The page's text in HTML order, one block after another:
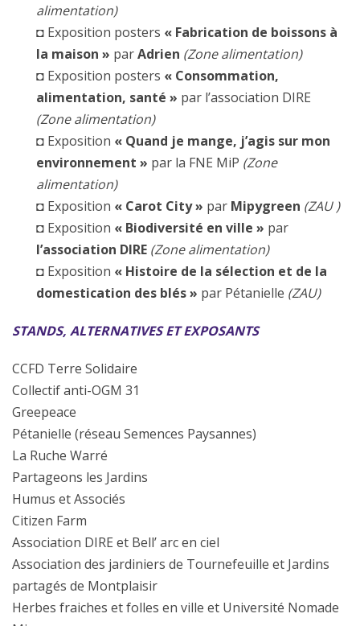
alimentation)
◘ Exposition posters « Fabrication de boissons à
la maison » parAdrien (Zone alimentation)
◘ Exposition posters « Consommation,
alimentation, santé » par l’association DIRE
(Zone alimentation)
◘ Exposition « Quand je mange, j’agis sur mon
environnement » par la FNE MiP (Zone
alimentation)
◘ Exposition « Carot City » par Mipygreen (ZAU )
◘ Exposition « Biodiversité en ville » par
l’association DIRE (Zone alimentation)
◘ Exposition « Histoire de la sélection et de la
domestication des blés » par Pétanielle (ZAU)
STANDS, ALTERNATIVES ET EXPOSANTS
CCFD Terre Solidaire
Collectif anti-OGM 31
Greepeace
Pétanielle (réseau Semences Paysannes)
La Ruche Warré
Partageons les Jardins
Humus et Associés
Citizen Farm
Association DIRE et Bell’ arc en ciel
Association des jardiniers de Tournefeuille et Jardins
partagés de Montplaisir
Herbes fraiches et folles en ville et Université Nomade